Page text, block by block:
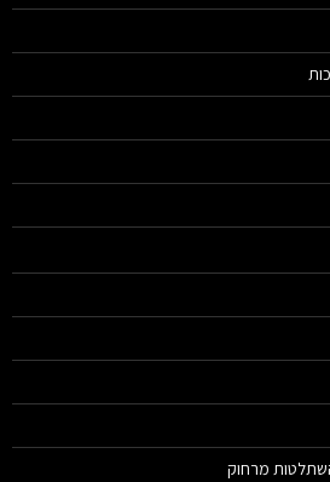
מרחוק